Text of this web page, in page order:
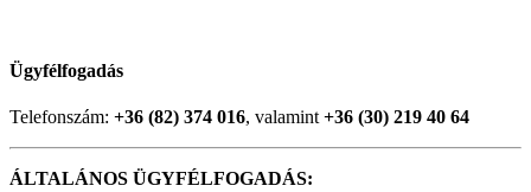
Ügyfélfogadás
Telefonszám: +36 (82) 374 016, valamint +36 (30) 219 40 64
ÁLTALÁNOS ÜGYFÉLFOGADÁS: